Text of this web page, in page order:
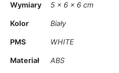
Wymiary 5 × 6 × 6 cm
Kolor Biały
PMS WHITE
Materiał ABS